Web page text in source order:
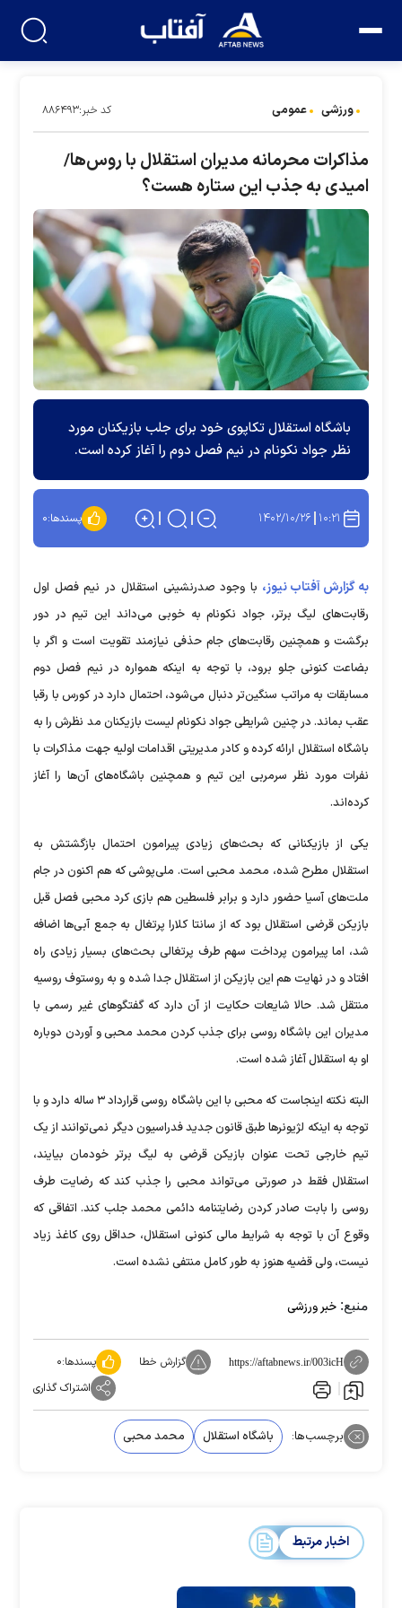
ورزشی عمومی کد خبر:۸۸۶۴۹۳
مذاکرات محرمانه مدیران استقلال با روس‌ها/
امیدی به جذب این ستاره هست؟
باشگاه استقلال تکاپوی خود برای جلب بازیکنان مورد
نظر جواد نکونام در نیم فصل دوم را آغاز کرده است.
۱۰:۲۱ ۱۴۰۲/۱۰/۲۶ پسندها:۰
به گزارش آفتاب نیوز، با وجود صدرنشینی استقلال در نیم فصل اول
رقابت‌های لیگ برتر، جواد نکونام به خوبی می‌داند این تیم در دور
برگشت و همچنین رقابت‌های جام حذفی نیازمند تقویت است و اگر با
بضاعت کنونی جلو برود، با توجه به اینکه همواره در نیم فصل دوم
مسابقات به مراتب سنگین‌تر دنبال می‌شود، احتمال دارد در کورس با رقبا
عقب بماند. در چنین شرایطی جواد نکونام لیست بازیکنان مد نظرش را به
باشگاه استقلال ارائه کرده و کادر مدیریتی اقدامات اولیه جهت مذاکرات با
نفرات مورد نظر سرمربی این تیم و همچنین باشگاه‌های آن‌ها را آغاز
کرده‌اند.
یکی از بازیکنانی که بحث‌های زیادی پیرامون احتمال بازگشتش به
استقلال مطرح شده، محمد محبی است. ملی‌پوشی که هم اکنون در جام
ملت‌های آسیا حضور دارد و برابر فلسطین هم بازی کرد محبی فصل قبل
بازیکن قرضی استقلال بود که از سانتا کلارا پرتغال به جمع آبی‌ها اضافه
شد، اما پیرامون پرداخت سهم طرف پرتغالی بحث‌های بسیار زیادی راه
افتاد و در نهایت هم این بازیکن از استقلال جدا شده و به روستوف روسیه
منتقل شد. حالا شایعات حکایت از آن دارد که گفتگو‌های غیر رسمی با
مدیران این باشگاه روسی برای جذب کردن محمد محبی و آوردن دوباره
او به استقلال آغاز شده است.
البته نکته اینجاست که محبی با این باشگاه روسی قرارداد ۳ ساله دارد و با
توجه به اینکه لژیونر‌ها طبق قانون جدید فدراسیون دیگر نمی‌توانند از یک
تیم خارجی تحت عنوان بازیکن قرضی به لیگ برتر خودمان بیایند،
استقلال فقط در صورتی می‌تواند محبی را جذب کند که رضایت طرف
روسی را بابت صادر کردن رضایتنامه دائمی محمد جلب کند. اتفاقی که
وقوع آن با توجه به شرایط مالی کنونی استقلال، حداقل روی کاغذ زیاد
نیست، ولی قضیه هنوز به طور کامل منتفی نشده است.
منبع: خبر ورزشی
https://aftabnews.ir/003icH گزارش خطا پسندها:۰
اشتراک گذاری
برچسب‌ها: باشگاه استقلال محمد محبی
اخبار مرتبط